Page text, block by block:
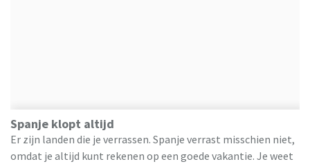
Spanje klopt altijd
Er zijn landen die je verrassen. Spanje verrast misschien niet,
omdat je altijd kunt rekenen op een goede vakantie. Je weet